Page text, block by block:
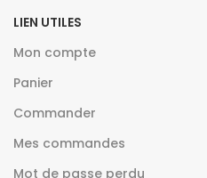
LIEN UTILES
Mon compte
Panier
Commander
Mes commandes
Mot de passe perdu